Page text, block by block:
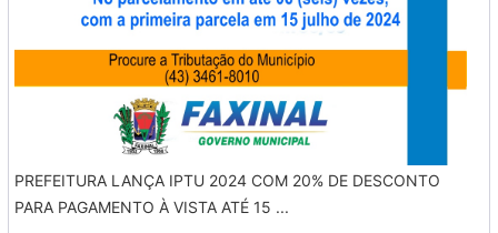
PREFEITURA LANÇA IPTU 2024 COM 20% DE DESCONTO
PARA PAGAMENTO À VISTA ATÉ 15 ...